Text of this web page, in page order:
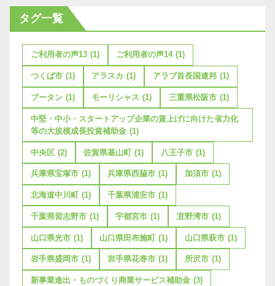
タグ一覧
ご利用者の声13 (1) ご利用者の声14 (1)
つくば市 (1) アラスカ (1) アラブ首長国連邦 (1)
ブータン (1) モーリシャス (1) 三重県松阪市 (1)
中堅・中小・スタートアップ企業の賃上げに向けた省力化
等の大規模成長投資補助金 (1)
中央区 (2) 佐賀県基山町 (1) 八王子市 (1)
兵庫県宝塚市 (1) 兵庫県西脇市 (1) 加須市 (1)
北海道中川町 (1) 千葉県浦安市 (1)
千葉県習志野市 (1) 宇都宮市 (1) 宜野湾市 (1)
山口県光市 (1) 山口県田布施町 (1) 山口県萩市 (1)
岩手県盛岡市 (1) 岩手県花巻市 (1) 所沢市 (1)
新事業進出・ものづくり商業サービス補助金 (3)